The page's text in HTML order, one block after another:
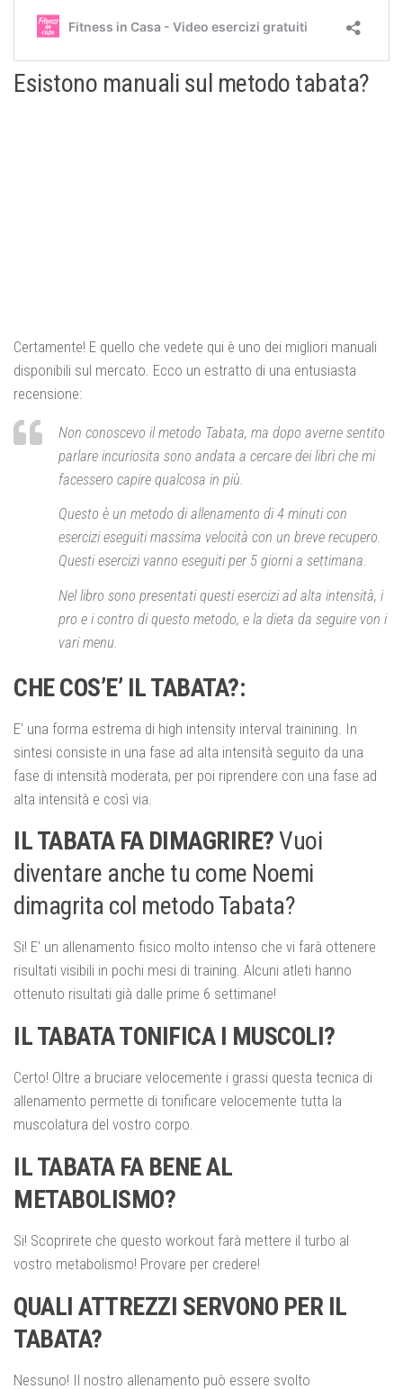
Esistono manuali sul metodo tabata?
Certamente! E quello che vedete qui è uno dei migliori manuali
disponibili sul mercato. Ecco un estratto di una entusiasta
recensione:
Non conoscevo il metodo Tabata, ma dopo averne sentito
parlare incuriosita sono andata a cercare dei libri che mi
facessero capire qualcosa in più.
Questo è un metodo di allenamento di 4 minuti con
esercizi eseguiti massima velocità con un breve recupero.
Questi esercizi vanno eseguiti per 5 giorni a settimana.
Nel libro sono presentati questi esercizi ad alta intensità, i
pro e i contro di questo metodo, e la dieta da seguire von i
vari menu.
CHE COS’E’ IL TABATA?:
E’ una forma estrema di high intensity interval trainining. In
sintesi consiste in una fase ad alta intensità seguito da una
fase di intensità moderata, per poi riprendere con una fase ad
alta intensità e così via.
IL TABATA FA DIMAGRIRE?Vuoi
diventare anche tu come Noemi
dimagrita col metodo Tabata?
Si! E’ un allenamento fisico molto intenso che vi farà ottenere
risultati visibili in pochi mesi di training. Alcuni atleti hanno
ottenuto risultati già dalle prime 6 settimane!
IL TABATA TONIFICA I MUSCOLI?
Certo! Oltre a bruciare velocemente i grassi questa tecnica di
allenamento permette di tonificare velocemente tutta la
muscolatura del vostro corpo.
IL TABATA FA BENE AL
METABOLISMO?
Si! Scoprirete che questo workout farà mettere il turbo al
vostro metabolismo! Provare per credere!
QUALI ATTREZZI SERVONO PER IL
TABATA?
Nessuno! Il nostro allenamento può essere svolto